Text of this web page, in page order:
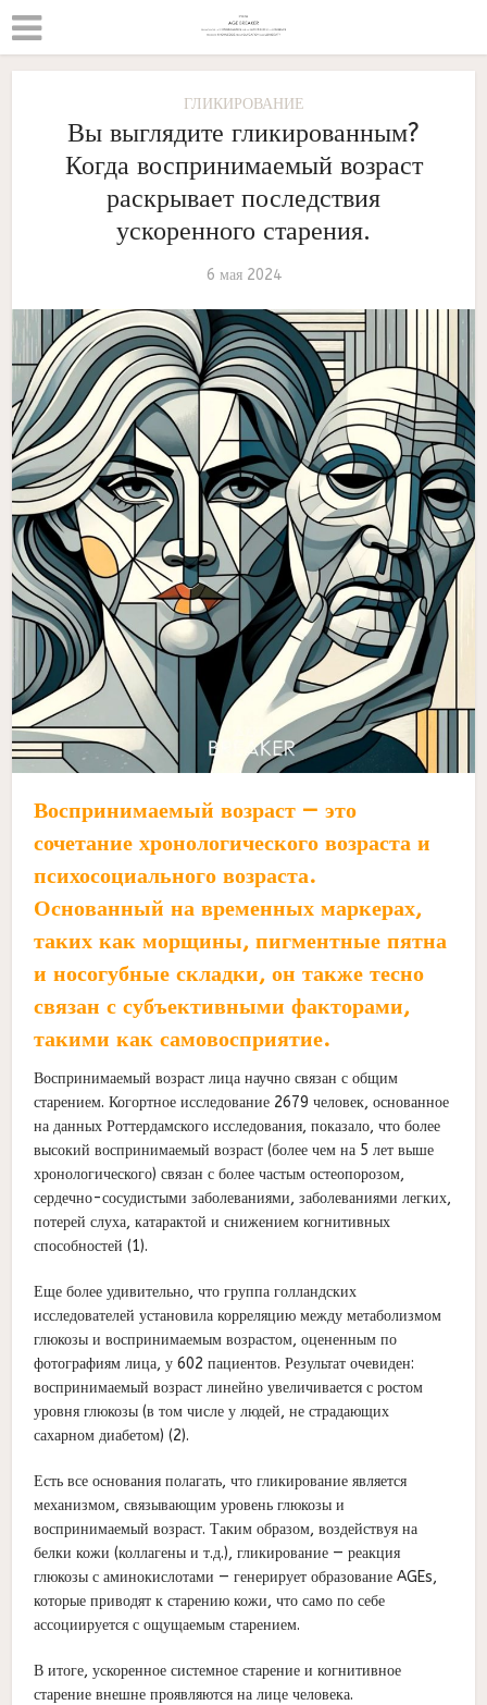
ГЛИКИРОВАНИЕ
Вы выглядите гликированным?
Когда воспринимаемый возраст
раскрывает последствия
ускоренного старения.
6 мая 2024
Воспринимаемый возраст — это
сочетание хронологического возраста и
психосоциального возраста.
Основанный на временных маркерах,
таких как морщины, пигментные пятна
и носогубные складки, он также тесно
связан с субъективными факторами,
такими как самовосприятие.
Воспринимаемый возраст лица научно связан с общим
старением. Когортное исследование 2679 человек, основанное
на данных Роттердамского исследования, показало, что более
высокий воспринимаемый возраст (более чем на 5 лет выше
хронологического) связан с более частым остеопорозом,
сердечно-сосудистыми заболеваниями, заболеваниями легких,
потерей слуха, катарактой и снижением когнитивных
способностей (1).
Еще более удивительно, что группа голландских
исследователей установила корреляцию между метаболизмом
глюкозы и воспринимаемым возрастом, оцененным по
фотографиям лица, у 602 пациентов. Результат очевиден:
воспринимаемый возраст линейно увеличивается с ростом
уровня глюкозы (в том числе у людей, не страдающих
сахарном диабетом) (2).
Есть все основания полагать, что гликирование является
механизмом, связывающим уровень глюкозы и
воспринимаемый возраст. Таким образом, воздействуя на
белки кожи (коллагены и т.д.), гликирование — реакция
глюкозы с аминокислотами — генерирует образование AGEs,
которые приводят к старению кожи, что само по себе
ассоциируется с ощущаемым старением.
В итоге, ускоренное системное старение и когнитивное
старение внешне проявляются на лице человека.